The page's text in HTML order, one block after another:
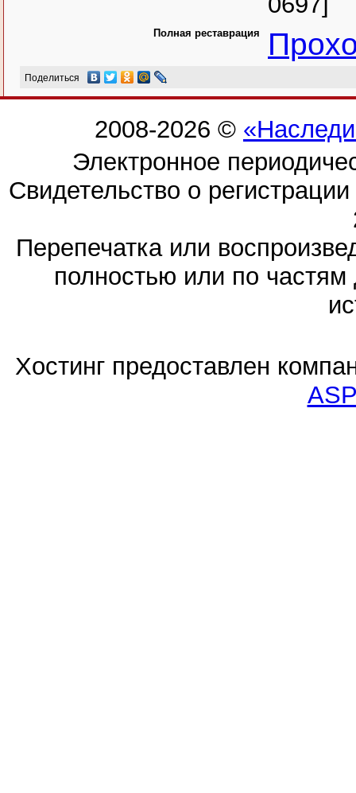
Полная реставрация
Поделиться
2008-2026 ©
Электронное
Свидетельство о
Перепечатка или
полностью или по частям
Хостинг предоставлен